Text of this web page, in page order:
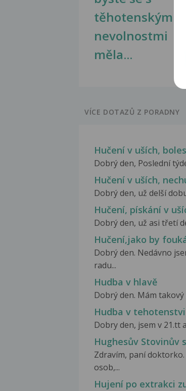
těhotenskými
nevolnostmi
měla...
VÍCE DOTAZŮ Z PORADNY
Hučení v uších,
Dobrý den, Poslední
Hučení v uších,
Dobrý den, už delší
Hučení, pískání v
Dobrý den, už asi třetí
Hučení,jako by
Dobrý den. Nedávno
radu...
Hudba v hlavě
Dobrý den. Mám
Hudba v tehotenstvi
Dobry den, jsem v 21.tt
Hughesův Stovinův
Zdravím, paní
osob,...
Hujení po extrakci